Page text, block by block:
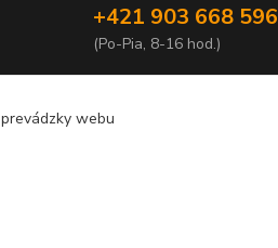
+421 903 668 596
(Po-Pia, 8-16 hod.)
webu